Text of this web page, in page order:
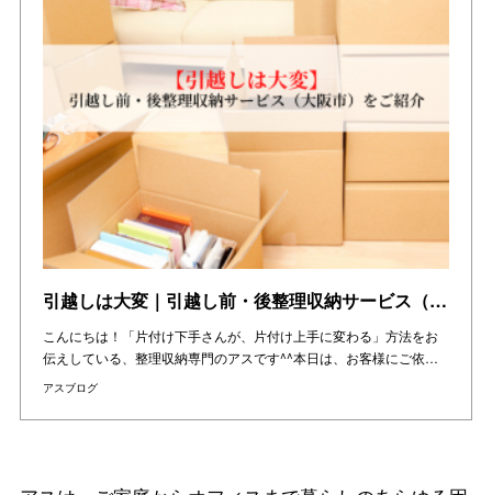
引越しは大変｜引越し前・後整理収納サービス（大阪市）をご紹介
こんにちは！「片付け下手さんが、片付け上手に変わる」方法をお
伝えしている、整理収納専門のアスです^^本日は、お客様にご依…
アスブログ